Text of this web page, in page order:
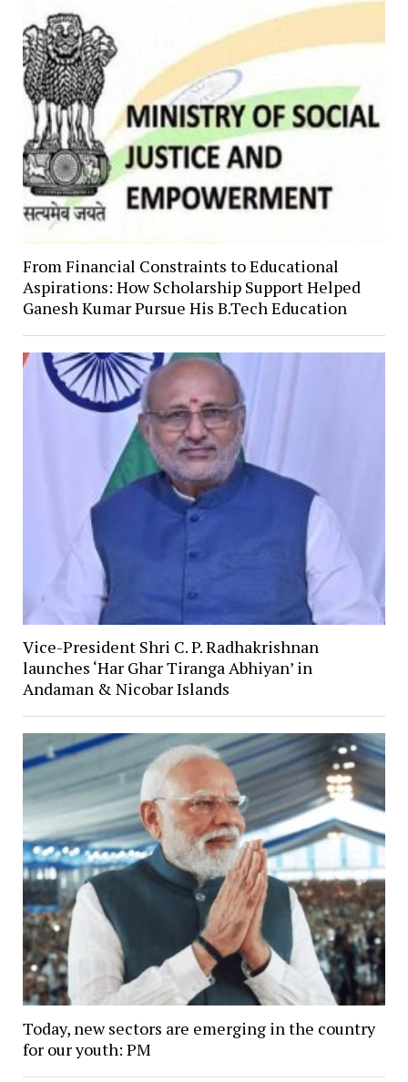
From Financial Constraints to Educational
Aspirations: How Scholarship Support Helped
Ganesh Kumar Pursue His B.Tech Education
Vice-President Shri C. P. Radhakrishnan
launches ‘Har Ghar Tiranga Abhiyan’ in
Andaman & Nicobar Islands
Today, new sectors are emerging in the country
for our youth: PM